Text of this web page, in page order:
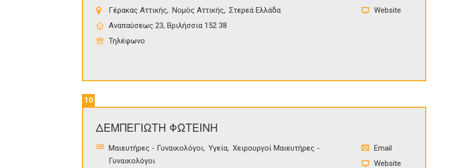
Γέρακας Αττικής
Νομός Αττικής
Στερεά Ελλάδα
Αναπαύσεως 23, Βριλήσσια 152 38
Τηλέφωνο
Website
10
ΔΕΜΠΕΓΙΩΤΗ ΦΩΤΕΙΝΗ
Μαιευτήρες - Γυναικολόγοι Υγεία Χειρουργοί Μαιευτήρες -
Γυναικολόγοι
Email
Website